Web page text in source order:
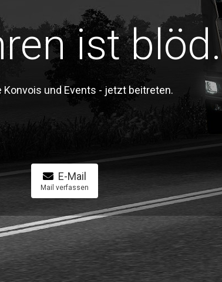
ist blöd.
und Events - jetzt beitreten.
E-Mail
Mail verfassen